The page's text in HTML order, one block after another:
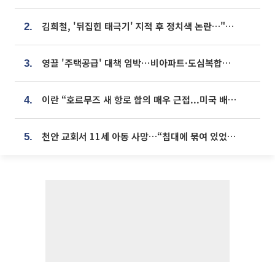
2. 김희철, '뒤집힌 태극기' 지적 후 정치색 논란…"좌우 떠나 우리나라 국기"
3. 영끌 '주택공급' 대책 임박⋯비아파트·도심복합까지 총동원
4. 이란 “호르무즈 새 항로 합의 매우 근접...미국 배상 먼저”
5. 천안 교회서 11세 아동 사망…“침대에 묶여 있었다” 진술 확보